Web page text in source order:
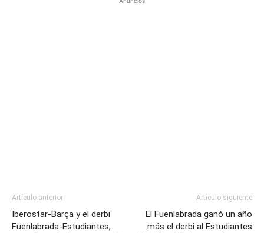
Artículo anterior
Iberostar-Barça y el derbi
Fuenlabrada-Estudiantes,
Artículo siguiente
El Fuenlabrada ganó un año
más el derbi al Estudiantes